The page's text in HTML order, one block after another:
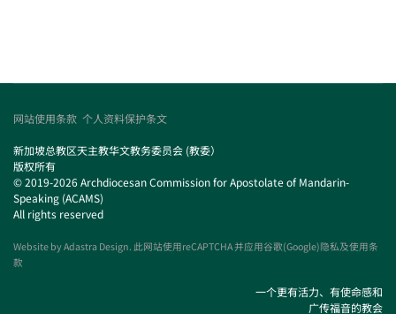
网站使用条款 个人资料保护条文
新加坡总教区天主教华文教务委员会 (教委）
版权所有
© 2019-2026 Archdiocesan Commission for Apostolate of Mandarin-
Speaking (ACAMS)
All rights reserved
Website byAdastra Design. 此网站使用reCAPTCHA 并应用谷歌(Google)隐私及使用条
款
一个更有活力、有使命感和
广传福音的教会